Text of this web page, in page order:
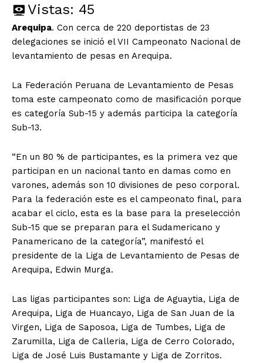
Vistas: 45
Arequipa. Con cerca de 220 deportistas de 23
delegaciones se inició el VII Campeonato Nacional de
levantamiento de pesas en Arequipa.
La Federación Peruana de Levantamiento de Pesas
toma este campeonato como de masificación porque
es categoría Sub-15 y además participa la categoría
Sub-13.
“En un 80 % de participantes, es la primera vez que
participan en un nacional tanto en damas como en
varones, además son 10 divisiones de peso corporal.
Para la federación este es el campeonato final, para
acabar el ciclo, esta es la base para la preselección
Sub-15 que se preparan para el Sudamericano y
Panamericano de la categoría”, manifestó el
presidente de la Liga de Levantamiento de Pesas de
Arequipa, Edwin Murga.
Las ligas participantes son: Liga de Aguaytia, Liga de
Arequipa, Liga de Huancayo, Liga de San Juan de la
Virgen, Liga de Saposoa, Liga de Tumbes, Liga de
Zarumilla, Liga de Calleria, Liga de Cerro Colorado,
Liga de José Luis Bustamante y Liga de Zorritos.